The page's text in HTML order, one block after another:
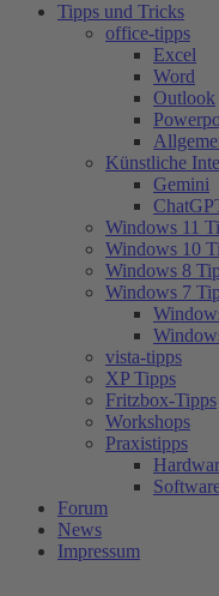
Tipps und Tricks
office-tipps
Excel
Word
Outlook
Künstliche
Gemini
Windows 11
Windows 10
Windows 8
Windows 7
vista-tipps
XP Tipps
Fritzbox-Tipps
Workshops
Praxistipps
Forum
News
Impressum